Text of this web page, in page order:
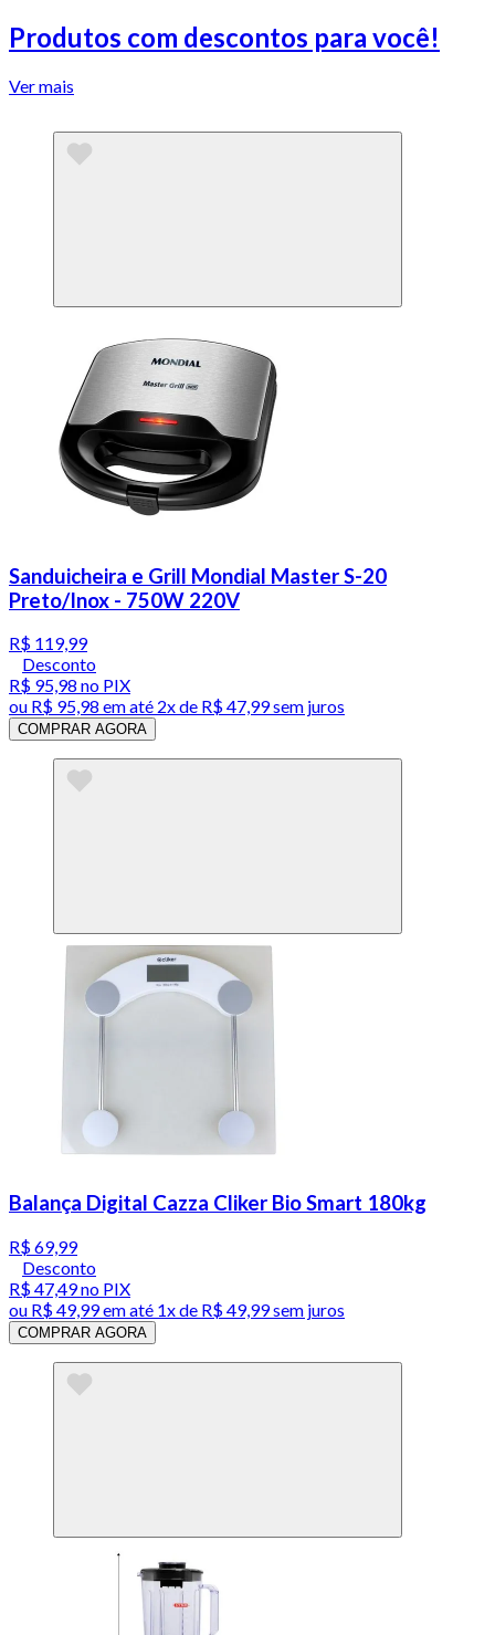
Produtos com descontos para você!
Ver mais
Sanduicheira e Grill Mondial Master S-20
Preto/Inox - 750W 220V
R$ 119,99
Desconto
R$ 95,98 no PIX
ou R$ 95,98 em até 2x de R$ 47,99 sem juros
COMPRAR AGORA
Balança Digital Cazza Cliker Bio Smart 180kg
R$ 69,99
Desconto
R$ 47,49no PIX
ou R$ 49,99em até 1x de R$ 49,99sem juros
COMPRAR AGORA